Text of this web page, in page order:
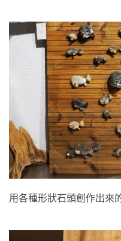
用各種形狀石頭創作出來